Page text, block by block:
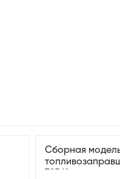
Сборная